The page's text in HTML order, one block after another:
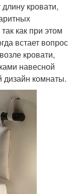
кровати,
как при этом
встает вопрос
кровати,
навесной
дизайн комнаты.